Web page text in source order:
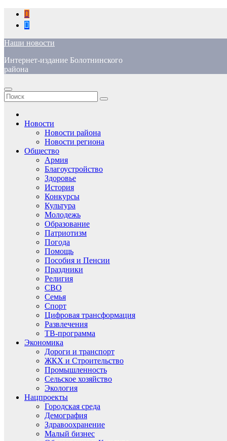
Перейти
содержимому
Наши новости
Интернет-издание Болотнинского
района
Новости
Новости района
Новости региона
Общество
Армия
Благоустройство
Здоровье
История
Конкурсы
Культура
Молодежь
Образование
Патриотизм
Погода
Помощь
Пособия и Пенсии
Праздники
Религия
СВО
Семья
Спорт
Цифровая трансформация
Развлечения
ТВ-программа
Экономика
Дороги и транспорт
ЖКХ и Строительство
Промышленность
Сельское хозяйство
Экология
Нацпроекты
Городская среда
Демография
Здравоохранение
Малый бизнес